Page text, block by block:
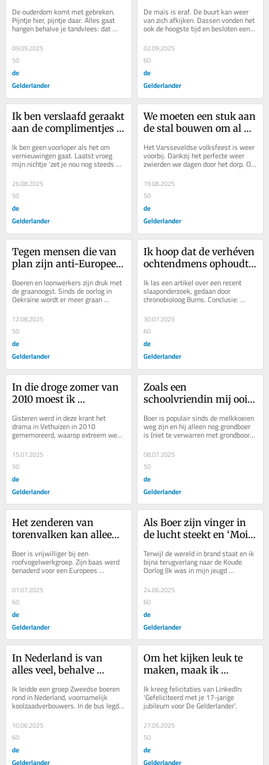
die mijn oma droeg
De ouderdom komt met gebreken.
Pijntje hier, pijntje daar. Alles gaat
hangen behalve je tandvlees: dat
trekt op.
09.09.2025
50
de
Gelderlander
kunnen zijn, maar Boer
kent zijn
De maïs is eraf. De buurt kan weer
van zich afkijken. Dassen vonden het
ook de hoogste tijd en besloten een
pootje te helpen. Ze trokken vele...
02.09.2025
60
de
Gelderlander
Ik ben verslaafd geraakt
aan de complimentjes
Ik ben geen voorloper als het om
vernieuwingen gaat. Laatst vroeg
mijn nichtje ‘zet je nou nog steeds
filterkoffie?’ De rest van de familie
heeft...
26.08.2025
50
de
Gelderlander
We moeten een stuk aan
de stal bouwen om al
plek te geven
Het Varsseveldse volksfeest is weer
voorbij. Dankzij het perfecte weer
zwierden we dagen door het dorp. Op
donderdagavond keken we
traditiegetrouw...
19.08.2025
50
de
Gelderlander
Tegen mensen die van
plan zijn anti-Europees
de interne Europese
markt
Boeren en loonwerkers zijn druk met
de graanoogst. Sinds de oorlog in
Oekraïne wordt er meer graan
verbouwd in ons land: de loonwerker
in de buurt...
12.08.2025
50
de
Gelderlander
Ik hoop dat de verhéven
ochtendmens ophoudt
avondmensen
Ik las een artikel over een recent
slaaponderzoek, gedaan door
chronobioloog Burns. Conclusie:
avondmensen, die in een
ochtendritme zitten door werk...
30.07.2025
60
de
Gelderlander
In die droge zomer van
2010 moest ik
woorden letten
Gisteren werd in deze krant het
drama in Vethuizen in 2010
gememoreerd, waarop extreem weer
een ravage aanrichtte en er zelfs
doden vielen: een...
15.07.2025
50
de
Gelderlander
Zoals een
schoolvriendin mij ooit
een innerlijke bejaarde
met je mee’
Boer is populair sinds de melkkoeien
weg zijn en hij alleen nog grondboer
is (niet te verwarren met grondboor).
Vrienden stallen hun caravan in de...
08.07.2025
50
de
Gelderlander
Het zenderen van
torenvalken kan alleen
28 dagen oud zijn
Boer is vrijwilliger bij een
roofvogelwerkgroep. Zijn baas werd
benaderd voor een Europees
torenvalkonderzoeksproject.
Nederland zendert zestig...
01.07.2025
60
de
Gelderlander
Als Boer zijn vinger in
de lucht steekt en ‘Moi’
terug met ‘Moin’
Terwijl de wereld in brand staat en ik
bijna terugverlang naar de Koude
Oorlog (Ik was in mijn jeugd
doodsbang voor de Russen;
inmiddels weet ik niet...
24.06.2025
60
de
Gelderlander
In Nederland is van
alles veel, behalve
Ik leidde een groep Zweedse boeren
rond in Nederland, voornamelijk
koolzaadverbouwers. In de bus legde
ik ons land uit. 18 miljoen mensen,
400 miljoen...
10.06.2025
60
de
Gelderlander
Om het kijken leuk te
maken, maak ik
Boer zoekt Vrouw: ‘Kies
geen droomvrouw’
Ik kreeg felicitaties van LinkedIn:
‘Gefeliciteerd met je 17-jarige
jubileum voor De Gelderlander’.
27.05.2025
50
de
Gelderlander